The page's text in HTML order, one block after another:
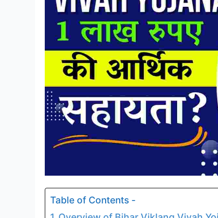
Table of Contents -